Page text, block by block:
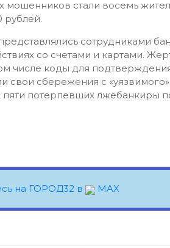
стали восемь
рублей.
сотрудниками
со счетами и картами.
числе коды для
сбережения с
потерпевших лжебанкиры
на ГОРОД32 в MAX